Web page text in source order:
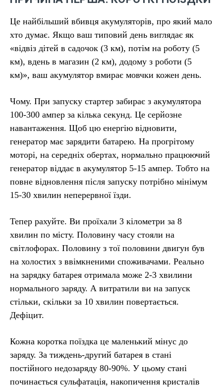
Це найбільший вбивця акумуляторів, про який мало
хто думає. Якщо ваш типовий день виглядає як
«відвіз дітей в садочок (3 км), потім на роботу (5
км), вдень в магазин (2 км), додому з роботи (5
км)», ваш акумулятор вмирає мовчки кожен день.
Чому. При запуску стартер забирає з акумулятора
100-300 ампер за кілька секунд. Це серйозне
навантаження. Щоб цю енергію відновити,
генератор має зарядити батарею. На прогрітому
моторі, на середніх обертах, нормально працюючий
генератор віддає в акумулятор 5-15 ампер. Тобто на
повне відновлення після запуску потрібно мінімум
15-30 хвилин неперервної їзди.
Тепер рахуйте. Ви проїхали 3 кілометри за 8
хвилин по місту. Половину часу стояли на
світлофорах. Половину з тої половини двигун був
на холостих з ввімкненими споживачами. Реально
на зарядку батарея отримала може 2-3 хвилини
нормального заряду. А витратили ви на запуск
стільки, скільки за 10 хвилин повертається.
Дефіцит.
Кожна коротка поїздка це маленький мінус до
заряду. За тиждень-другий батарея в стані
постійного недозаряду 80-90%. У цьому стані
починається сульфатація, накопичення кристалів